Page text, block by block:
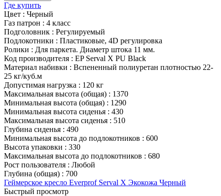
Где купить
Цвет : Черный
Газ патрон : 4 класс
Подголовник : Регулируемый
Подлокотники : Пластиковые, 4D регулировка
Ролики : Для паркета. Диаметр штока 11 мм.
Код производителя : EP Serval X PU Black
Материал набивки : Вспененный полиуретан плотностью 22-
25 кг/куб.м
Допустимая нагрузка : 120 кг
Максимальная высота (общая) : 1370
Минимальная высота (общая) : 1290
Минимальная высота сиденья : 430
Максимальная высота сиденья : 510
Глубина сиденья : 490
Минимальная высота до подлокотников : 600
Высота упаковки : 330
Максимальная высота до подлокотников : 680
Рост пользователя : Любой
Глубина (общая) : 700
Геймерское кресло Everprof Serval X Экокожа Черный
Быстрый просмотр